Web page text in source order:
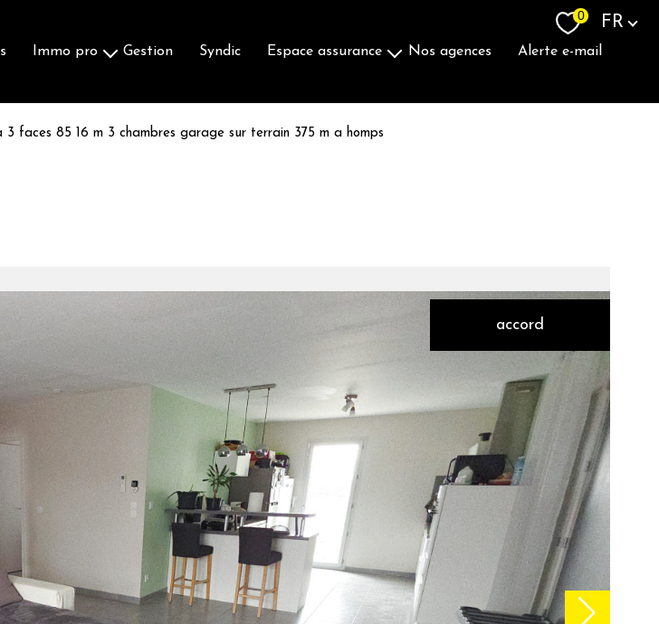
0 Langue
FR
immo pro gestion syndic espace assurance nos agences alerte e-mail
3 faces 85 16 m 3 chambres garage sur terrain 375 m a homps
accord